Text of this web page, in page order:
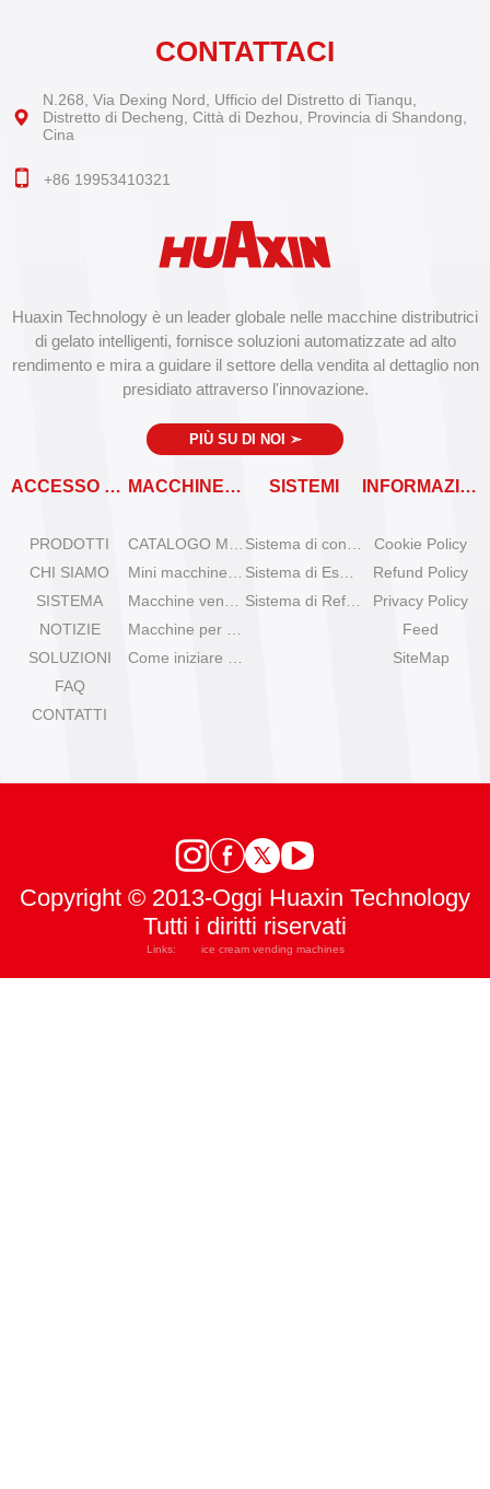
Huaxin Technology è un leader globale nelle macchine distributrici
di gelato intelligenti, fornisce soluzioni automatizzate ad alto
rendimento e mira a guidare il settore della vendita al dettaglio non
presidiato attraverso l'innovazione.
PIÙ SU DI NOI ➣
ACCESSO RAPIDO
PRODOTTI
CHI SIAMO
SISTEMA
NOTIZIE
SOLUZIONI
FAQ
CONTATTI
MACCHINE VENDITRICI SISTEMI INFORMAZIONI
Cookie Policy
Refund Policy
Privacy Policy
Feed
SiteMap
CONTATTACI
N.268, Via Dexing Nord, Ufficio del Distretto di Tianqu,
Distretto di Decheng, Città di Dezhou, Provincia di Shandong,
Cina
+86 19953410321
Copyright © 2013-Oggi Huaxin Technology
Tutti i diritti riservati
Links: ice cream vending machines